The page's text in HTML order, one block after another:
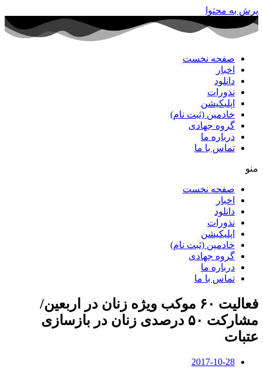
پرش به محتوا
صفحه نخست
اخبار
دانلود
نذورات
اپلیکیشن
خادمین (ثبت نام)
گروه جهادی
درباره ما
تماس با ما
منو
صفحه نخست
اخبار
دانلود
نذورات
اپلیکیشن
خادمین (ثبت نام)
گروه جهادی
درباره ما
تماس با ما
فعالیت ۶۰ موکب ویژه زنان در اربعین/
مشارکت ۵۰ درصدی زنان در بازسازی
عتبات
2017-10-28